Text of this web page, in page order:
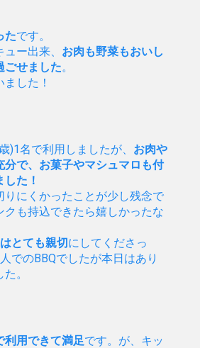
たです。
ー出来、 お肉も野菜もおいし
ごせました。
した！
)1名で利用しましたが、 お肉や
分で、お菓子やマシュマロも付
た！
りにくかったことが少し残念で
クも持込できたら嬉しかったな
とても親切にしてくださっ
でのBBQでしたが本日はあり
。
利用できて満足です。が、キッ